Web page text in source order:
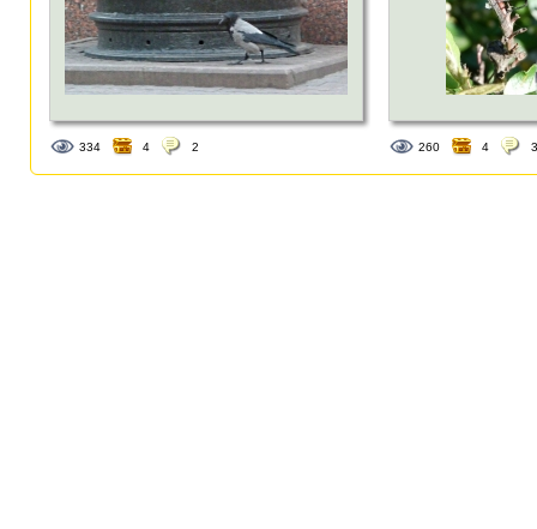
334 4 2 260 4 3